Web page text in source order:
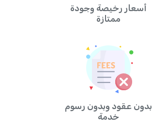
أسعار رخيصة وجودة
ممتازة
بدون عقود وبدون رسوم
خدمة